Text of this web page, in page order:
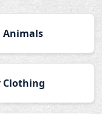
Animals
Clothing